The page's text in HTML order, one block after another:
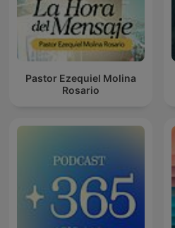
Pastor Ezequiel Molina
Rosario